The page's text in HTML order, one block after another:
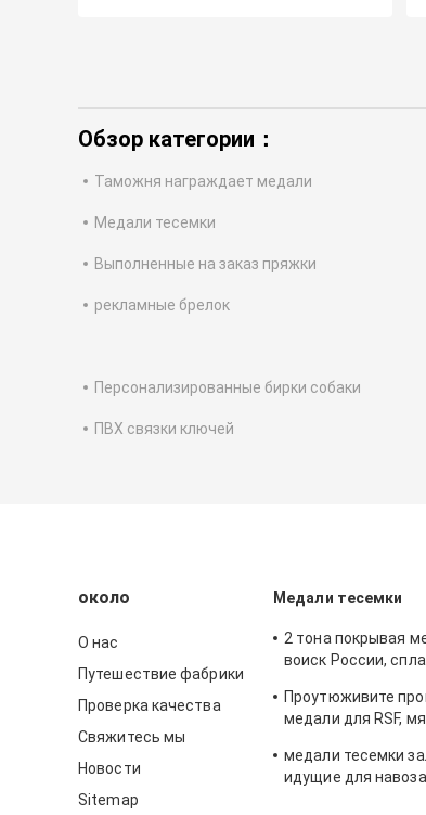
Обзор категории：
Таможня награждает медали
Медали тесемки
Выполненные на заказ пряжки
рекламные брелок
Персонализированные бирки собаки
ПВХ связки ключей
около
О нас
Путешествие фабрики
Проверка качества
Свяжитесь мы
Новости
Sitemap
Медали тесемки
2 тона покрывая
воиск России,
Проутюживите
медали для RSF,
омеднением
медали тесемки
идущие для